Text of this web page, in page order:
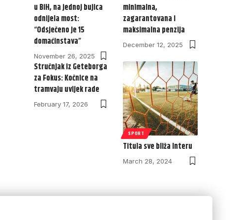
u BiH, na jednoj bujica
odnijela most:
“Odsječeno je 15
domaćinstava”
November 26, 2025
minimalna,
zagarantovana i
maksimalna penzija
December 12, 2025
Stručnjak iz Geteborga
za Fokus: Kočnice na
tramvaju uvijek rade
February 17, 2026
SPORT
Titula sve bliža Interu
March 28, 2024